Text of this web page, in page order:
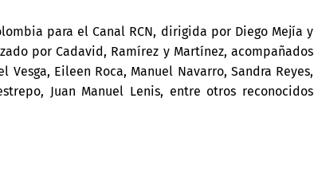
para el Canal RCN, dirigida por Diego Mejía y
por Cadavid, Ramírez y Martínez, acompañados
Vesga, Eileen Roca, Manuel Navarro, Sandra Reyes,
Juan Manuel Lenis, entre otros reconocidos